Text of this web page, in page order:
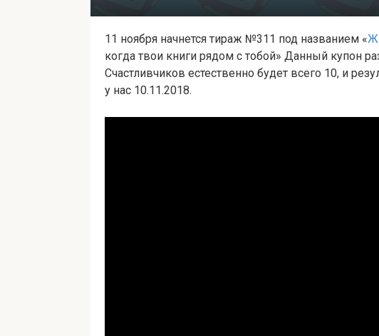
11 ноября начнется тираж №311 под названием «
когда твои книги рядом с тобой» Данный купон
Счастливчиков естественно будет всего 10, и
у нас 10.11.2018.